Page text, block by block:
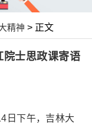
精神 > 正文
院士思政课寄语
日下午，吉林大